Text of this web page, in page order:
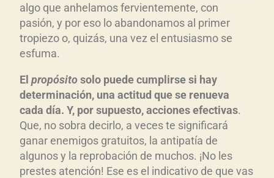
algo que anhelamos fervientemente, con
pasión, y por eso lo abandonamos al primer
tropiezo o, quizás, una vez el entusiasmo se
esfuma.
El propósitosolo puede cumplirse si hay
determinación, una actitud que se renueva
cada día. Y, por supuesto, acciones efectivas.
Que, no sobra decirlo, a veces te significará
ganar enemigos gratuitos, la antipatía de
algunos y la reprobación de muchos. ¡No les
prestes atención! Ese es el indicativo de que vas